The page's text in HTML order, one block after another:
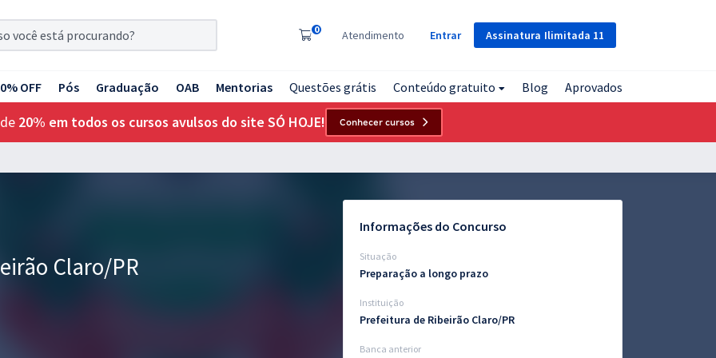
Assinatura Ilimitada 11
0 Atendimento Entrar
OFF Pós Graduação OAB Mentorias Questões grátis Conteúdo gratuito Blog Aprovados
20% em todos os cursos avulsos do site SÓ HOJE! Conhecer cursos
Claro/PR
Informações do Concurso
Situação
Preparação a longo prazo
Instituição
Prefeitura de Ribeirão Claro/PR
Banca anterior